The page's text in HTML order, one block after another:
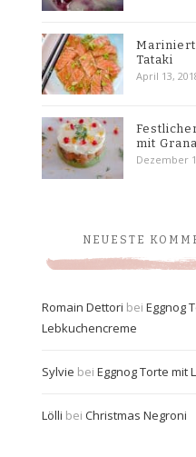
Tataki
April 13,
mit
Dezember
NEUESTE
Romain Dettori bei Eggnog
Lebkuchencreme
Sylvie bei Eggnog Torte mit
Lölli bei Christmas Negroni